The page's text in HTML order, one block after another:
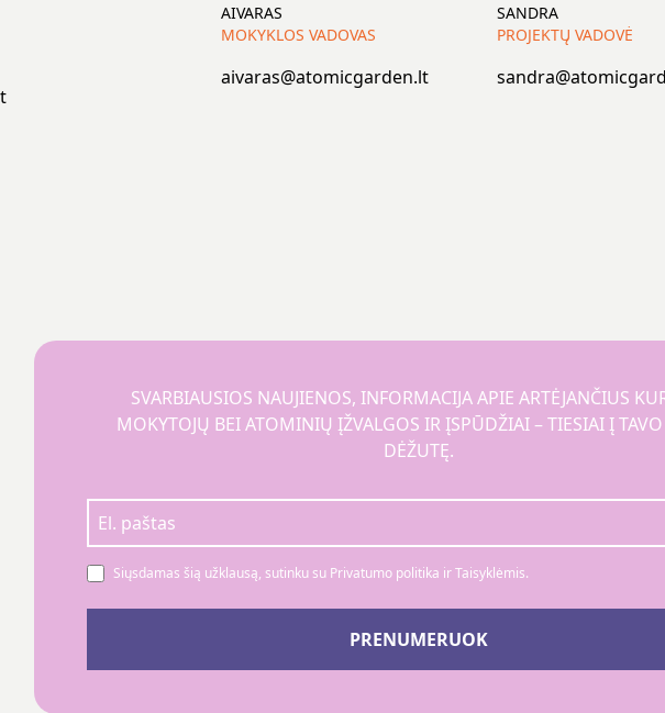
AIVARAS
MOKYKLOS VADOVAS
aivaras@atomicgarden.lt
SANDRA
PROJEKTŲ VADOVĖ
SVARBIAUSIOS NAUJIENOS, INFORMACIJA APIE ARTĖJANČIUS
MOKYTOJŲ BEI ATOMINIŲ ĮŽVALGOS IR ĮSPŪDŽIAI – TIESIAI Į
DĖŽUTĘ.
Siųsdamas šią užklausą, sutinku su Privatumo politika ir Taisyklėmis.
PRENUMERUOK